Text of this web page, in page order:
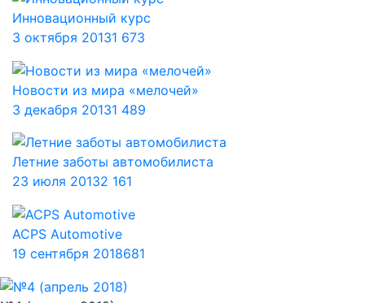
Инновационный курс
3 октября 20131 673
Новости из мира «мелочей»
3 декабря 20131 489
Летние заботы автомобилиста
23 июля 20132 161
ACPS Automotive
19 сентября 2018681